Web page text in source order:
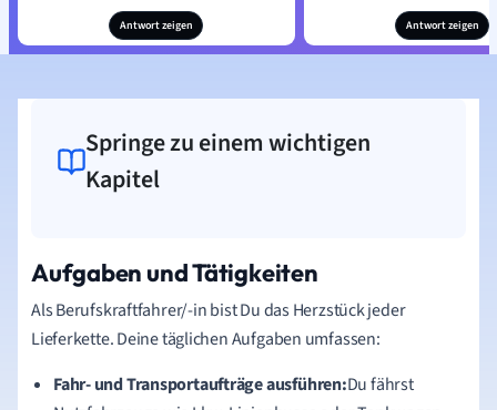
Antwort zeigen Antwort zeigen
Springe zu einem wichtigen
Kapitel
Aufgaben und Tätigkeiten
Als Berufskraftfahrer/-in bist Du das Herzstück jeder
Lieferkette. Deine täglichen Aufgaben umfassen:
Fahr- und Transportaufträge ausführen:Du fährst